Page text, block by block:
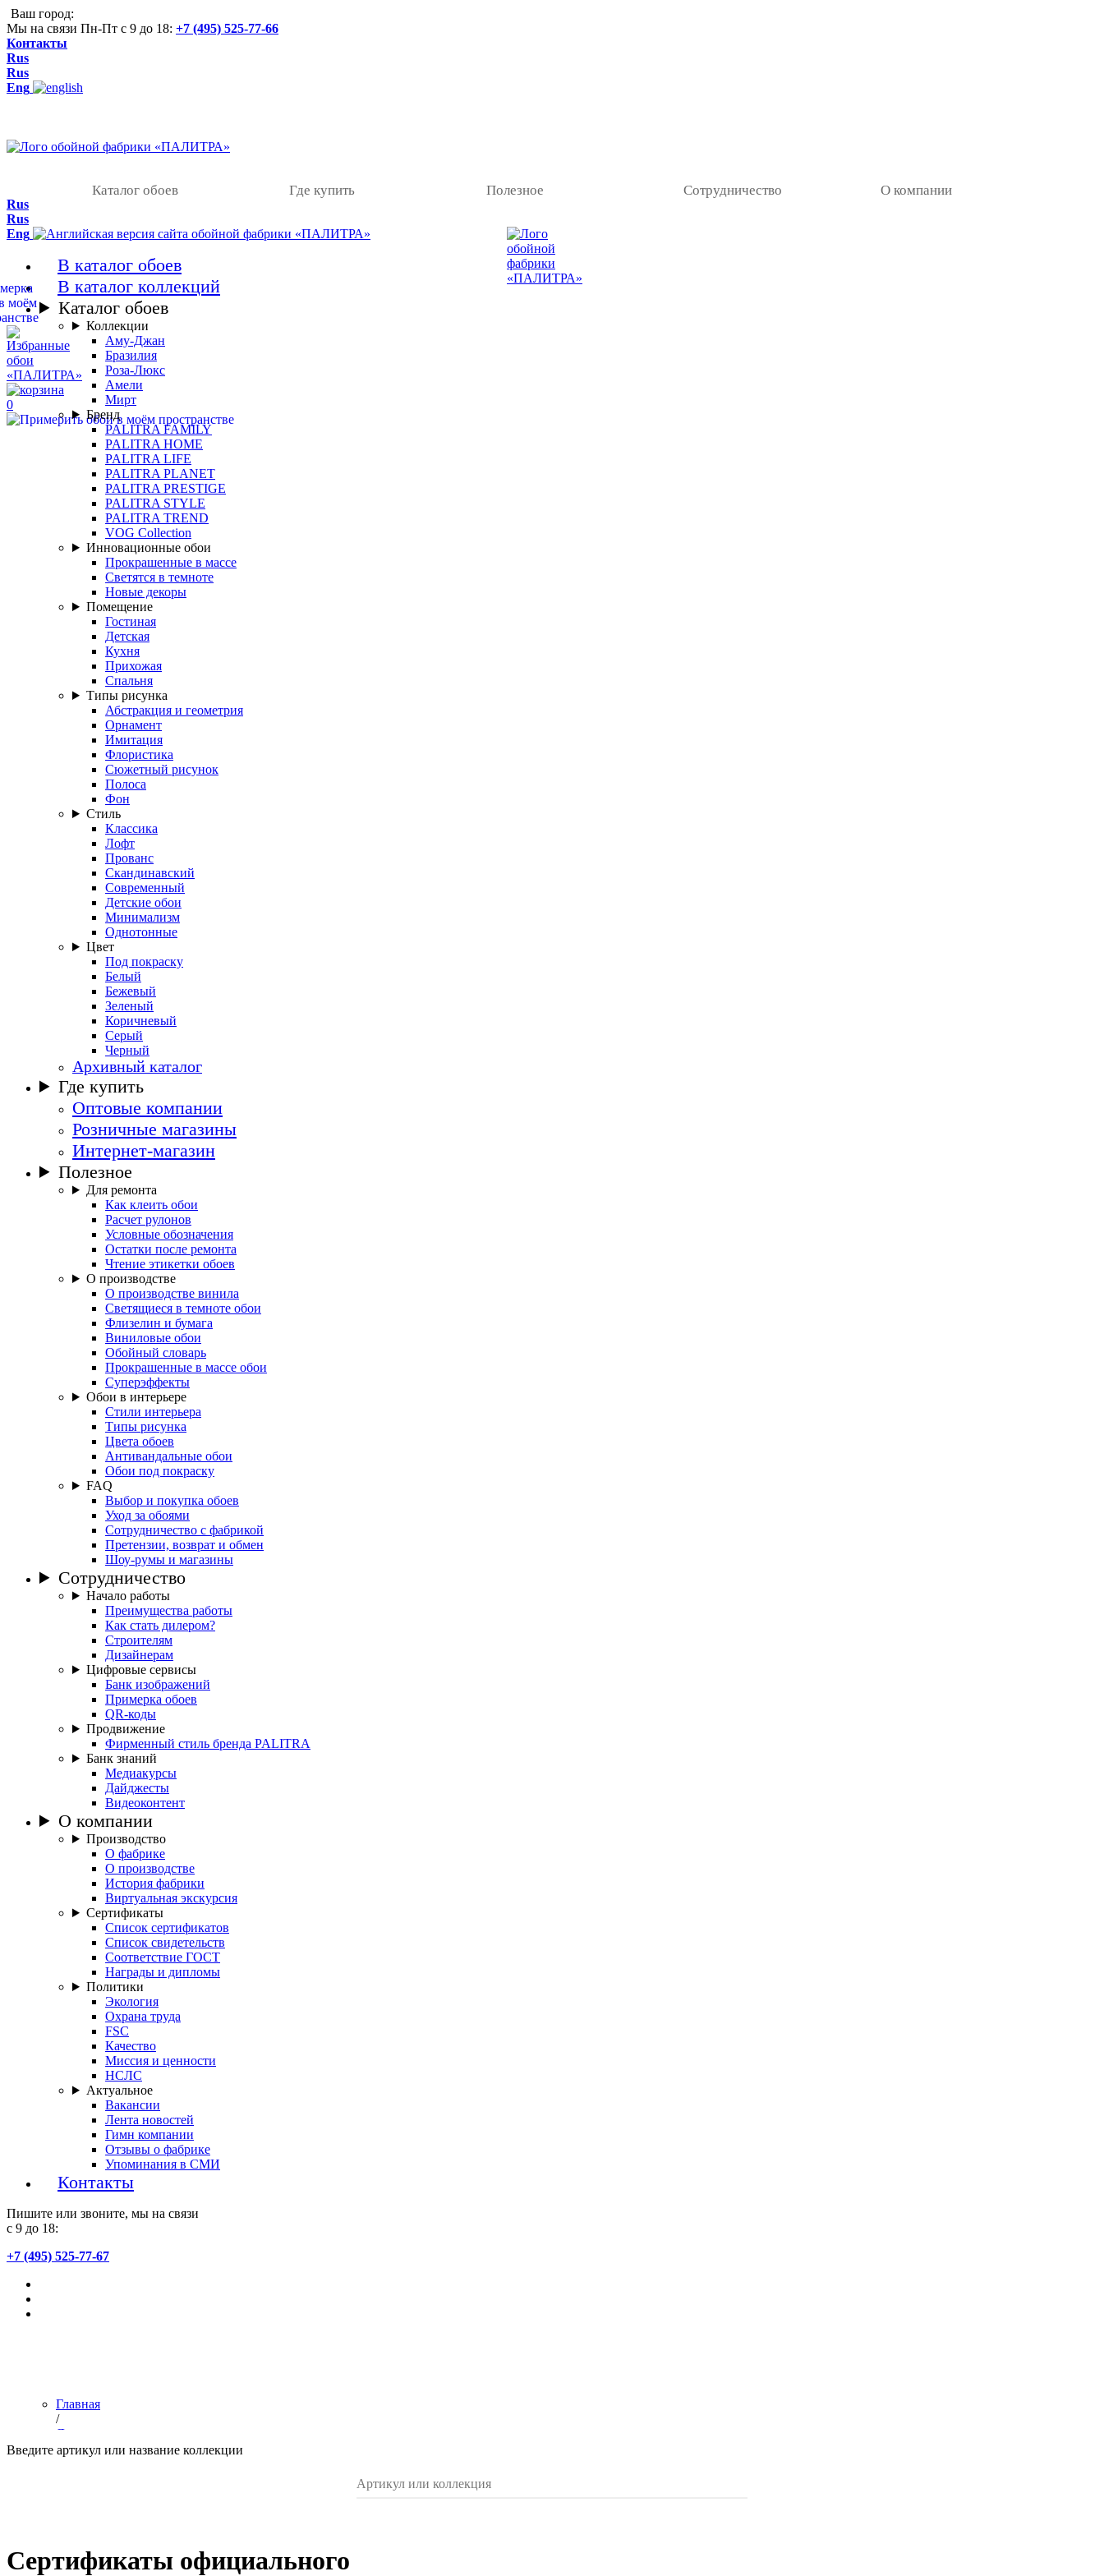
Ваш город:
Мы на связи Пн-Пт с 9 до 18: +7 (495) 525-77-66
Контакты
Rus
Rus
Eng
Каталог обоев Где купить Полезное Сотрудничество О компании
0
Rus
Rus
Eng
В каталог обоев
В каталог коллекций
Каталог обоев
Коллекции
Аму-Джан
Бразилия
Роза-Люкс
Амели
Мирт
Бренд
PALITRA FAMILY
PALITRA HOME
PALITRA LIFE
PALITRA PLANET
PALITRA PRESTIGE
PALITRA STYLE
PALITRA TREND
VOG Collection
Инновационные обои
Прокрашенные в массе
Светятся в темноте
Новые декоры
Помещение
Гостиная
Детская
Кухня
Прихожая
Спальня
Типы рисунка
Абстракция и геометрия
Орнамент
Имитация
Флористика
Сюжетный рисунок
Полоса
Фон
Стиль
Классика
Лофт
Прованс
Скандинавский
Современный
Детские обои
Минимализм
Однотонные
Цвет
Под покраску
Белый
Бежевый
Зеленый
Коричневый
Серый
Черный
Архивный каталог
Где купить
Оптовые компании
Розничные магазины
Интернет-магазин
Полезное
Для ремонта
Как клеить обои
Расчет рулонов
Условные обозначения
Остатки после ремонта
Чтение этикетки обоев
О производстве
О производстве винила
Светящиеся в темноте обои
Флизелин и бумага
Виниловые обои
Обойный словарь
Прокрашенные в массе обои
Суперэффекты
Обои в интерьере
Стили интерьера
Типы рисунка
Цвета обоев
Антивандальные обои
Обои под покраску
FAQ
Выбор и покупка обоев
Уход за обоями
Сотрудничество с фабрикой
Претензии, возврат и обмен
Шоу-румы и магазины
Сотрудничество
Начало работы
Преимущества работы
Как стать дилером?
Строителям
Дизайнерам
Цифровые сервисы
Банк изображений
Примерка обоев
QR-коды
Продвижение
Фирменный стиль бренда PALITRA
Банк знаний
Медиакурсы
Дайджесты
Видеоконтент
О компании
Производство
О фабрике
О производстве
История фабрики
Виртуальная экскурсия
Сертификаты
Список сертификатов
Список свидетельств
Соответствие ГОСТ
Награды и дипломы
Политики
Экология
Охрана труда
FSC
Качество
Миссия и ценности
НСЛС
Актуальное
Вакансии
Лента новостей
Гимн компании
Отзывы о фабрике
Упоминания в СМИ
Контакты
Пишите или звоните, мы на связи
с 9 до 18:
+7 (495) 525-77-67
Главная
/
Дилерам
/
Введите артикул или название коллекции
Сертификаты официального